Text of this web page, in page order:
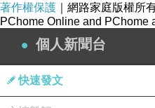
著作權保護 ｜網路家庭版權所
PChome Online and PChome
個人新聞台
快速發文